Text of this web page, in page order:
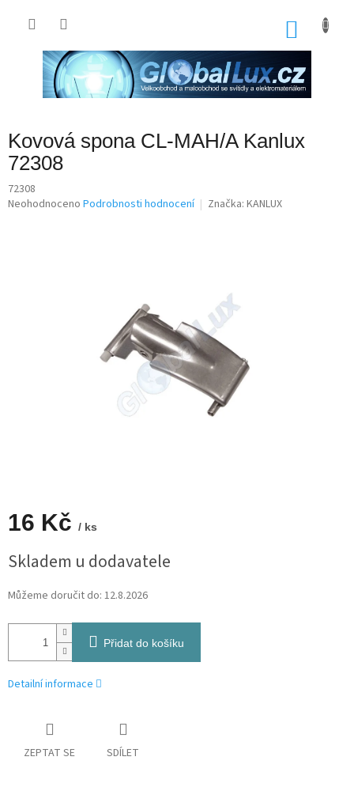
Kovová spona CL-MAH/A Kanlux
72308
72308
Průměrné
Neohodnoceno Podrobnosti hodnocení Značka: KANLUX
16 Kč / ks
cena:
Skladem u dodavatele
Můžeme doručit do: 12.8.2026
Přidat do košíku
Detailní informace
ZEPTAT SE SDÍLET